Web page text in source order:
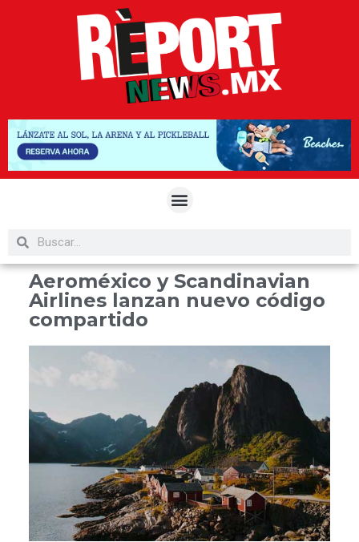
Aeroméxico y Scandinavian
Airlines lanzan nuevo código
compartido